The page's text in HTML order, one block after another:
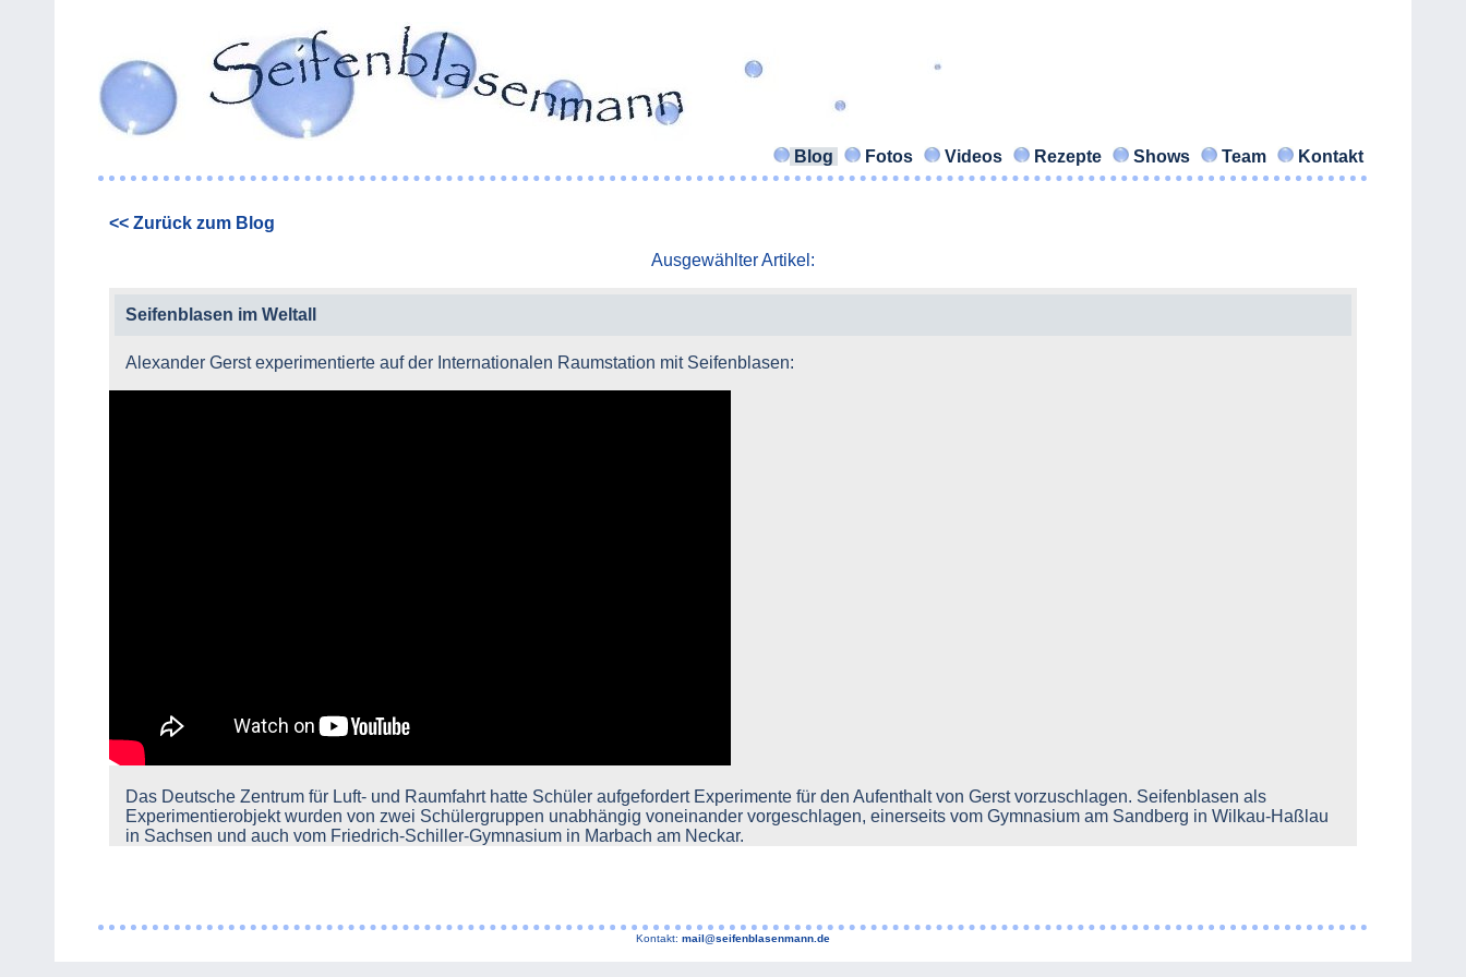
Blog Fotos Videos Rezepte Shows Team Kontakt
<< Zurück zum Blog
Ausgewählter Artikel:
Seifenblasen im Weltall
Alexander Gerst experimentierte auf der Internationalen Raumstation mit Seifenblasen:
Das Deutsche Zentrum für Luft- und Raumfahrt hatte Schüler aufgefordert Experimente für den Aufenthalt von Gerst vorzuschlagen. Seifenblasen als
Experimentierobjekt wurden von zwei Schülergruppen unabhängig voneinander vorgeschlagen, einerseits vom Gymnasium am Sandberg in Wilkau-Haßlau
in Sachsen und auch vom Friedrich-Schiller-Gymnasium in Marbach am Neckar.
Kontakt: mail@seifenblasenmann.de